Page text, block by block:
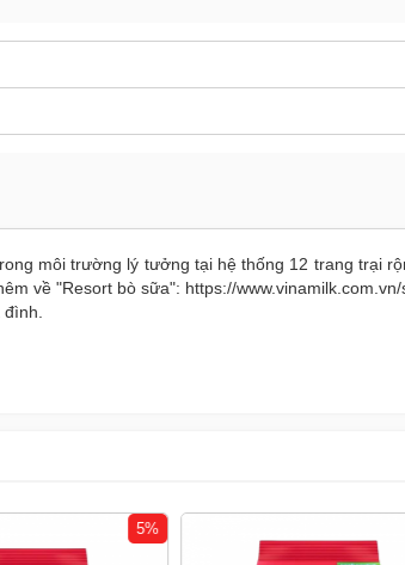
môi trường lý tưởng tại hệ thống 12 trang trại
về "Resort bò sữa": https://